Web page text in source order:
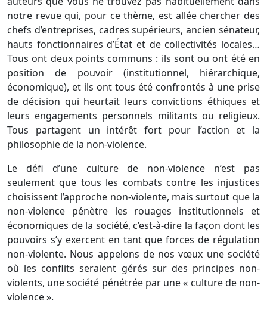
notre revue qui, pour ce thème, est allée chercher des
chefs d’entreprises, cadres supérieurs, ancien sénateur,
hauts fonctionnaires d’État et de collectivités locales…
Tous ont deux points communs : ils sont ou ont été en
position de pouvoir (institutionnel, hiérarchique,
économique), et ils ont tous été confrontés à une prise
de décision qui heurtait leurs convictions éthiques et
leurs engagements personnels militants ou religieux.
Tous partagent un intérêt fort pour l’action et la
philosophie de la non-violence.
Le défi d’une culture de non-violence n’est pas
seulement que tous les combats contre les injustices
choisissent l’approche non-violente, mais surtout que la
non-violence pénètre les rouages institutionnels et
économiques de la société, c’est-à-dire la façon dont les
pouvoirs s’y exercent en tant que forces de régulation
non-violente. Nous appelons de nos vœux une société
où les conflits seraient gérés sur des principes non-
violents, une société pénétrée par une « culture de non-
violence ».